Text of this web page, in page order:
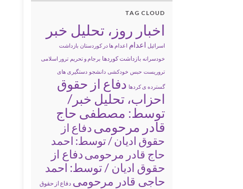
TAG CLOUD
اخبار روز، تحلیل خبر
اسرائیل اعدام اعدام ها در کوردستان بازداشت
خودسرانه بازداشت کوردها برجام و تحریم ترور اسلامی
تروریست حبس خودکشی دانشجو دستگیری های
گسترده ی کردها دفاع از حقوق
احزاب، تحلیل خبر/
توسط: مصطفی حاج
قادر مرحومیدفاع از
حقوق ادیان / توسط: احمد
حاج قادر مرحومیدفاع از
حقوق ادیان / توسط: احمد
حاجی قادر مرحومی دفاع از حقوق